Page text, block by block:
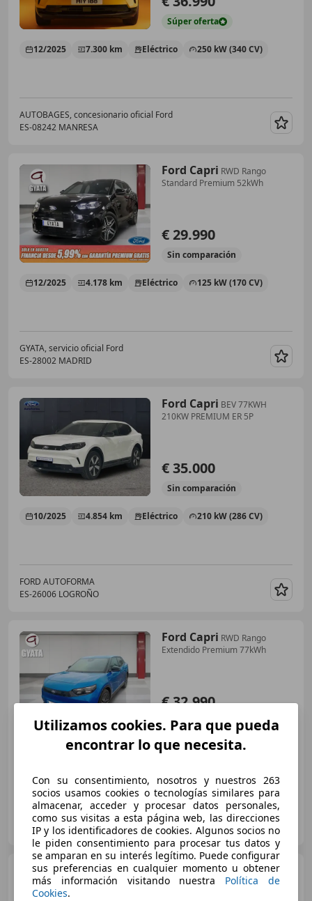
Súperoferta
12/2025 7.300 km Eléctrico 250 kW (340 CV)
AUTOBAGES, concesionario oficial Ford
ES-08242 MANRESA
Ford Capri RWD Rango
Standard Premium 52kWh
€ 29.990
Sin comparación
12/2025 4.178 km Eléctrico 125 kW (170 CV)
GYATA, servicio oficial Ford
ES-28002 MADRID
Ford Capri BEV 77KWH
210KW PREMIUM ER 5P
€ 35.000
Sin comparación
10/2025 4.854 km Eléctrico 210 kW (286 CV)
FORD AUTOFORMA
ES-26006 LOGROÑO
Ford Capri RWD Rango
Extendido Premium 77kWh
€ 32.990
Súper oferta
9.952 km Eléctrico 210 kW (286 CV)
GYATA, servicio oficial Ford
ES-28002 MADRID
Ford CapriAWD Rango
Extendido Select 79kWh
Utilizamos cookies. Para que pueda
encontrar lo que necesita.
Con su consentimiento, nosotros y nuestros 263
socios usamos cookies o tecnologías similares para
almacenar, acceder y procesar datos personales,
como sus visitas a esta página web, las direcciones
IP y los identificadores de cookies. Algunos socios no
le piden consentimiento para procesar tus datos y
se amparan en su interés legítimo. Puede configurar
sus preferencias en cualquier momento u obtener
más información visitando nuestra Política de
Cookies.